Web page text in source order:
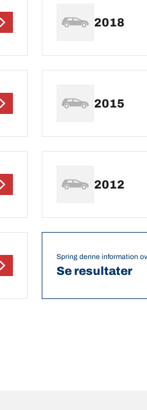
2018
2015
2012
Spring denne information
Se resultater